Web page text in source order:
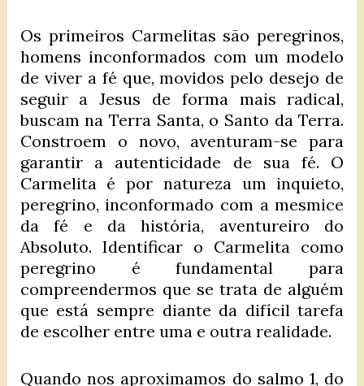
Os primeiros Carmelitas são peregrinos,
homens inconformados com um modelo
de viver a fé que, movidos pelo desejo de
seguir a Jesus de forma mais radical,
buscam na Terra Santa, o Santo da Terra.
Constroem o novo, aventuram-se para
garantir a autenticidade de sua fé. O
Carmelita é por natureza um inquieto,
peregrino, inconformado com a mesmice
da fé e da história, aventureiro do
Absoluto. Identificar o Carmelita como
peregrino é fundamental para
compreendermos que se trata de alguém
que está sempre diante da difícil tarefa
de escolher entre uma e outra realidade.
Quando nos aproximamos do salmo 1, do